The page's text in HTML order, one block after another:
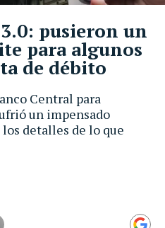
Central para
un impensado
detalles de lo que
pusieron un
para algunos
de débito